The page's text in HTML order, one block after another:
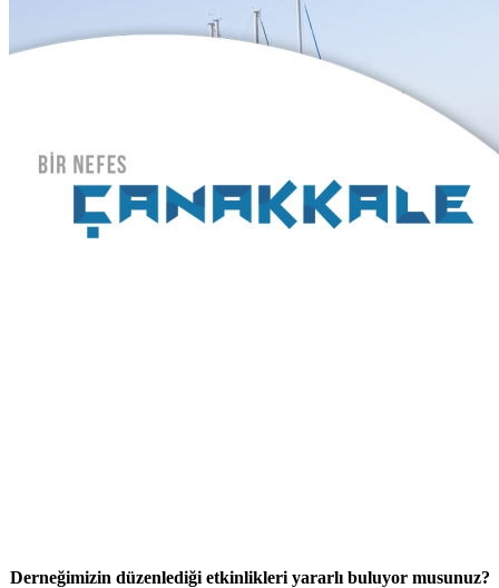
Derneğimizin düzenlediği etkinlikleri yararlı buluyor musunuz?